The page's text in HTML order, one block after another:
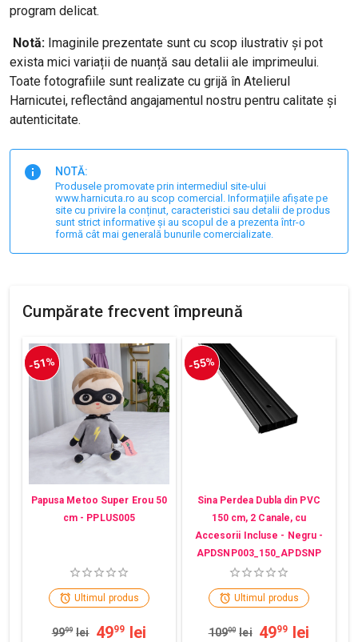
program delicat.
Notă: Imaginile prezentate sunt cu scop ilustrativ și pot
exista mici variații de nuanță sau detalii ale imprimeului.
Toate fotografiile sunt realizate cu grijă în Atelierul
Harnicutei, reflectând angajamentul nostru pentru calitate și
autenticitate.
NOTĂ:
Produsele promovate prin intermediul site-ului
www.harnicuta.ro au scop comercial. Informațiile afișate pe
site cu privire la conținut, caracteristici sau detalii de produs
sunt strict informative și au scopul de a prezenta într-o
formă cât mai generală bunurile comercializate.
Cumpărate frecvent împreună
-51%
Papusa Metoo Super Erou 50
cm - PPLUS005
Ultimul produs
9999 lei 4999 lei
-55%
Sina Perdea Dubla din PVC
150 cm, 2 Canale, cu
Accesorii Incluse - Negru -
APDSNP003_150_APDSNP
Ultimul produs
10900 lei 4999 lei